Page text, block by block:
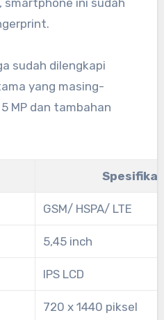
smartphone ini sudah
sudah dilengkapi
yang masing-
MP dan tambahan
GSM/ HSPA/ LTE
5,45 inch
IPS LCD
720 x 1440 piksel